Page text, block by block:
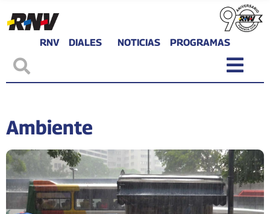
RNV DIALES NOTICIAS PROGRAMAS
Ambiente